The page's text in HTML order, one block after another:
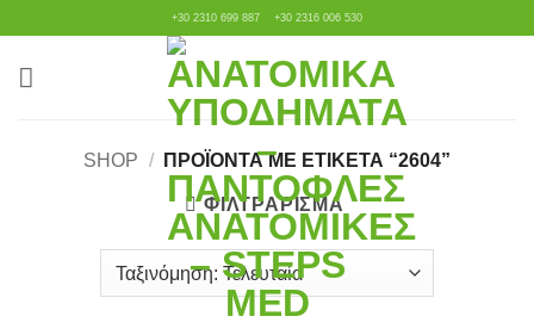
περιεχόμενο
+30 2310 699 887 +30 2316 006 530
SHOP / ΠΡΟΪΌΝΤΑ ΜΕ ΕΤΙΚΈΤΑ “2604”
ΦΙΛΤΡΆΡΙΣΜΑ